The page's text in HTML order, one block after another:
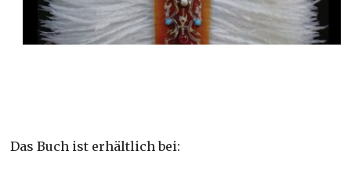
Das Buch ist erhältlich bei: